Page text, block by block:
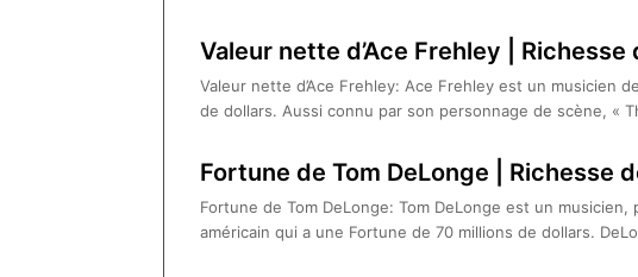
Valeur nette d’Ace Frehley |
Valeur nette d’Ace Frehley: Ace Frehley est un musicien
de dollars. Aussi connu par son personnage de scène, «
Fortune de Tom DeLonge | Richesse
Fortune de Tom DeLonge: Tom DeLonge est un
américain qui a une Fortune de 70 millions de dollars.